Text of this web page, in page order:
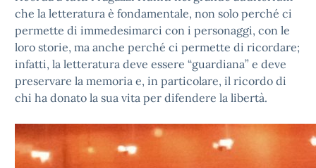
che la letteratura è fondamentale, non solo perché ci
permette di immedesimarci con i personaggi, con le
loro storie, ma anche perché ci permette di ricordare;
infatti, la letteratura deve essere “guardiana” e deve
preservare la memoria e, in particolare, il ricordo di
chi ha donato la sua vita per difendere la libertà.